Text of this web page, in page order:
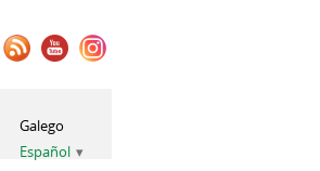
Galego
Español